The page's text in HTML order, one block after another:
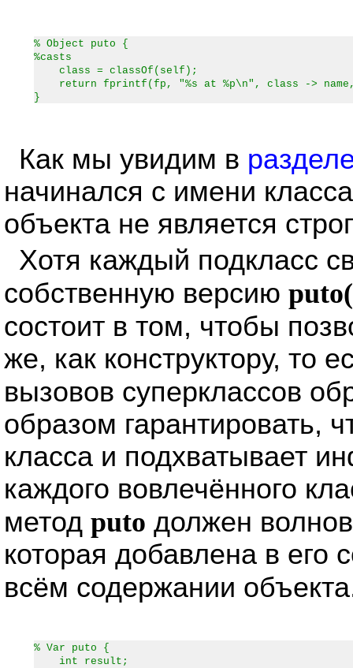
% Object puto {
%casts
class = classOf(self);
return fprintf(fp, "%s at %p\n", class ->
}
Как мы увидим в
начинался с имени
объекта не является
Хотя каждый подкласс
собственную версию
состоит в том, чтобы
же, как конструктору, то
вызовов суперклассов
образом гарантировать,
класса и подхватывает
каждого вовлечённого
метод puto должен
которая добавлена в его
всём содержании
% Var puto {
int result;